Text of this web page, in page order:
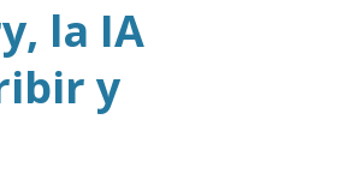
la IA
y